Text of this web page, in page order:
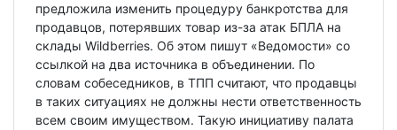
предложила изменить процедуру банкротства для
продавцов, потерявших товар из-за атак БПЛА на
склады Wildberries. Об этом пишут «Ведомости» со
ссылкой на два источника в объединении. По
словам собеседников, в ТПП считают, что продавцы
в таких ситуациях не должны нести ответственность
всем своим имуществом. Такую инициативу палата